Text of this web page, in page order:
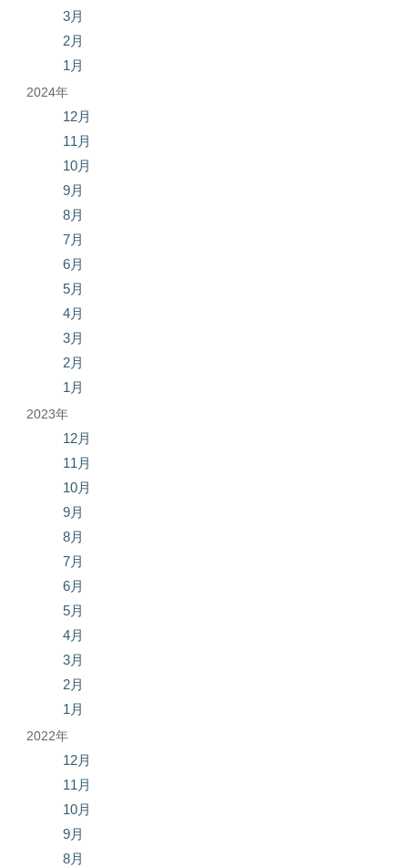
3月
2月
1月
2024年
12月
11月
10月
9月
8月
7月
6月
5月
4月
3月
2月
1月
2023年
12月
11月
10月
9月
8月
7月
6月
5月
4月
3月
2月
1月
2022年
12月
11月
10月
9月
8月